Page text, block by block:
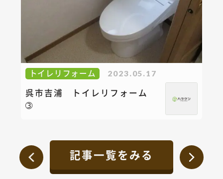
トイレリフォーム 2023.05.17
呉市吉浦 トイレリフォーム
➂
記事一覧をみる